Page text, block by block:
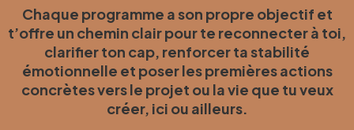
Chaque programme a son propre objectif et
t’offre un chemin clair pour te reconnecter à toi,
clarifier ton cap, renforcer ta stabilité
émotionnelle et poser les premières actions
concrètes vers le projet ou la vie que tu veux
créer, ici ou ailleurs.